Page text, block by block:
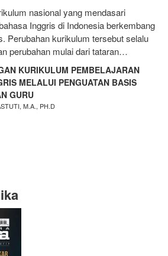
nasional yang mendasari
Inggris di Indonesia berkembang
Perubahan kurikulum tersebut selalu
perubahan mulai dari tataran…
KURIKULUM PEMBELAJARAN
MELALUI PENGUATAN BASIS
GURU
M.A., PH.D